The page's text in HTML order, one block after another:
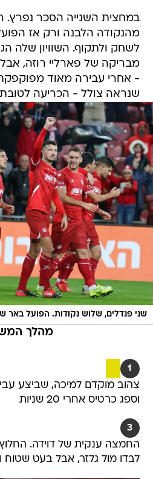
במחצית השנייה הסכר נפרץ.
מהנקודה הלבנה ורק אז
לשחק ולתקוף. השוויון שלה
מבריקה של פארליי רוזה,
- אחרי עבירה מאוד
שנראה צולל - הכריעה
שני פנדלים, שלוש נקודות. הפועל באר
מהלך
1
צהוב מוקדם למיכה, שביצע
וספג כרטיס אחרי 20 שניות
3
החמצה ענקית של דוידה.
לבדו מול גלזר, אבל בעט שטוח